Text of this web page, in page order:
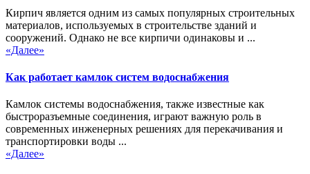
Кирпич является одним из самых популярных строительных
материалов, используемых в строительстве зданий и
сооружений. Однако не все кирпичи одинаковы и ...
«Далее»
Как работает камлок систем водоснабжения
Камлок системы водоснабжения, также известные как
быстроразъемные соединения, играют важную роль в
современных инженерных решениях для перекачивания и
транспортировки воды ...
«Далее»